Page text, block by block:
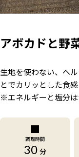
アボカドと野
生地を使わない、ヘ
とでカリッとした食感
※エネルギーと塩分は
調理時間
30 分